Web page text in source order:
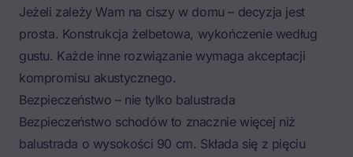
Jeżeli zależy Wam na ciszy w domu – decyzja jest
prosta. Konstrukcja żelbetowa, wykończenie według
gustu. Każde inne rozwiązanie wymaga akceptacji
kompromisu akustycznego.
Bezpieczeństwo – nie tylko balustrada
Bezpieczeństwo schodów to znacznie więcej niż
balustrada o wysokości 90 cm. Składa się z pięciu